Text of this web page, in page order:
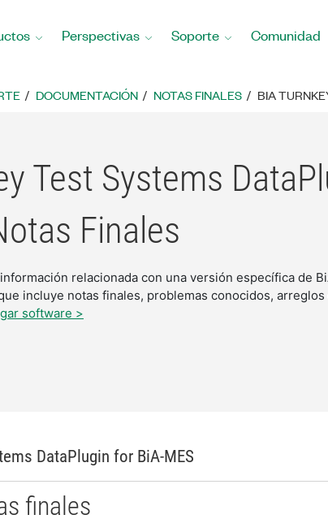
Perspectivas Soporte Comunidad
DOCUMENTACIÓN NOTAS FINALES BIA
Test Systems
Finales
relacionada con una versión específica de
incluye notas finales, problemas conocidos,
software >
DataPlugin for BiA-MES
finales